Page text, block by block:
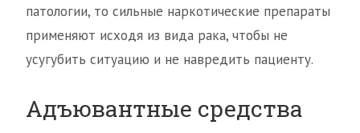
патологии, то сильные наркотические препараты
применяют исходя из вида рака, чтобы не
усугубить ситуацию и не навредить пациенту.
Адъювантные средства